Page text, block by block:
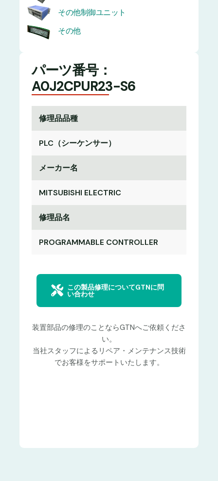
その他制御ユニット
その他
パーツ番号：
A0J2CPUR23-S6
修理品品種
PLC（シーケンサー）
メーカー名
MITSUBISHI ELECTRIC
修理品名
PROGRAMMABLE CONTROLLER
この製品修理についてGTNに問
い合わせ
装置部品の修理のことならGTNへご依頼くださ
い。
当社スタッフによるリペア・メンテナンス技術
でお客様をサポートいたします。